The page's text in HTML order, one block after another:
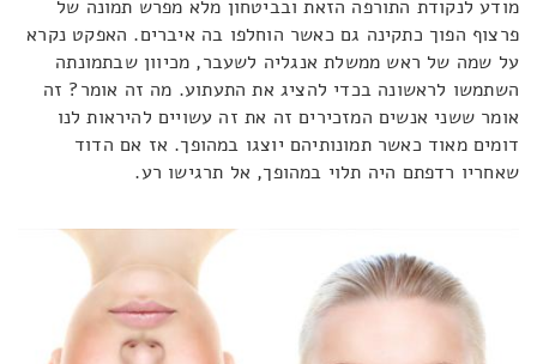
מודע לנקודת התורפה הזאת ובביטחון מלא מפרש תמונה של
פרצוף הפוך כתקינה גם כאשר הוחלפו בה איברים. האפקט נקרא
על שמה של ראש ממשלת אנגליה לשעבר, מכיוון שבתמונתה
השתמשו לראשונה בכדי להציג את התעתוע. מה זה אומר? זה
אומר ששני אנשים המזכירים זה את זה עשויים להיראות לנו
דומים מאוד כאשר תמונותיהם יוצגו במהופך. אז אם הדוד
שאחריו רדפתם היה תלוי במהופך, אל תרגישו רע.